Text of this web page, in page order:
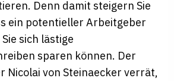
Denn damit steigern Sie
ein potentieller Arbeitgeber
sich lästige
sparen können. Der
Nicolai von Steinaecker verrät,